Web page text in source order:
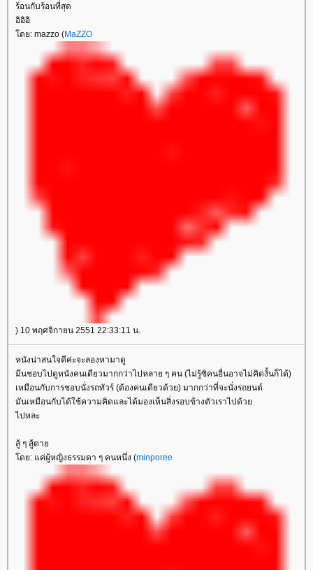
ร้อนกับร้อนที่สุด
อิอิอิ
ดย: mazzo (MaZZO
) 10 พฤศจิกายน 2551 22:33:11 น.
หนังน่าสนใจดีค่ะจะลองหามาดู
มีนชอบไปดูหนังคนเดียวมากกว่าไปหลาย ๆ คน (ไม่รู้ซิคนอื่นอาจไม่คิดงั้นก็ได้)
เหมือนกับการชอบนั่งรถทัวร์ (ต้องคนเดียวด้วย) มากกว่าที่จะนั่งรถยนต์
มันเหมือนกับได้ใช้ความคิดและได้มองเห็นสิ่งรอบข้างตัวเราไปด้ว
ไปหละ
สู้ ๆ สู้ตา
ดย: แค่ผู้หญิงธรรมดา ๆ คนหนึ่ง (minporee